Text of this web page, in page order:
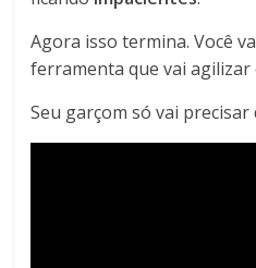
Agora isso termina. Você
ferramenta que vai
Seu garçom só vai